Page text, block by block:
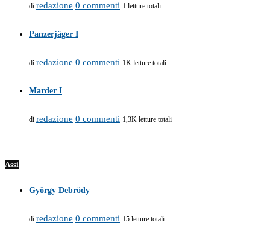
di redazione 0 commenti 1 letture totali
Panzerjäger I
di redazione 0 commenti 1K letture totali
Marder I
di redazione 0 commenti 1,3K letture totali
Assi
György Debrödy
di redazione 0 commenti 15 letture totali